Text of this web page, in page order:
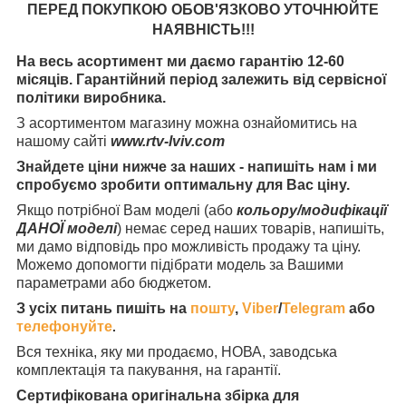
ПЕРЕД ПОКУПКОЮ ОБОВ'ЯЗКОВО УТОЧНЮЙТЕ
НАЯВНІСТЬ!!!
На весь асортимент ми даємо гарантію 12-60
місяців. Гарантійний період залежить від сервісної
політики виробника.
З асортиментом магазину можна ознайомитись на
нашому сайті www.rtv-lviv.com
Знайдете ціни нижче за наших - напишіть нам і ми
спробуємо зробити оптимальну для Вас ціну.
Якщо потрібної Вам моделі (або кольору/модифікації
ДАНОЇ моделі) немає серед наших товарів, напишіть,
ми дамо відповідь про можливість продажу та ціну.
Можемо допомогти підібрати модель за Вашими
параметрами або бюджетом.
З усіх питань пишіть на пошту, Viber/Telegram або
телефонуйте.
Вся техніка, яку ми продаємо, НОВА, заводська
комплектація та пакування, на гарантії.
Сертифікована оригінальна збірка для